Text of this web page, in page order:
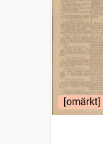
[omärkt]